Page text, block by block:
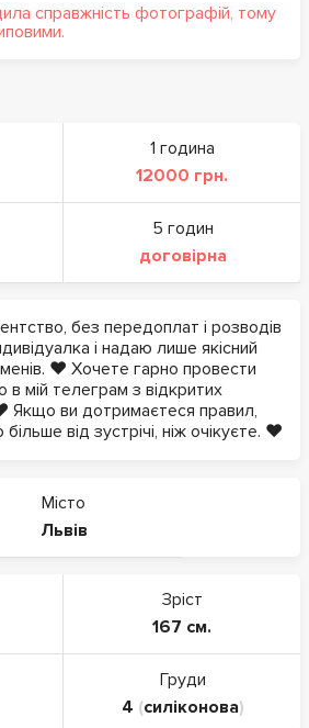
справжність фотографій, тому
1 година
12000 грн.
5 годин
договірна
без передоплат і розводів
і надаю лише якісний
❤️ Хочете гарно провести
в мій телеграм з відкритих
Якщо ви дотримаєтеся правил,
від зустрічі, ніж очікуєте. ❤️
Місто
Львів
Зріст
167 см.
Груди
4 (силіконова)